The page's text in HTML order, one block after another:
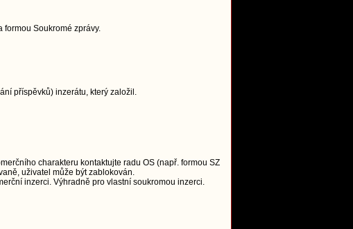
formou Soukromé zprávy.
příspěvků) inzerátu, který založil.
charakteru kontaktujte radu OS (např. formou SZ
uživatel může být zablokován.
inzerci. Výhradně pro vlastní soukromou inzerci.